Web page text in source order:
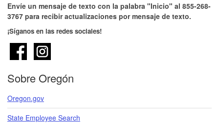
Envíe un mensaje de texto con la palabra "Inicio" al 855-268-
3767 para recibir actualizaciones por mensaje de texto.
¡Síganos en las redes sociales!
Sobre Oregón
Oregon.gov
State Employee Search